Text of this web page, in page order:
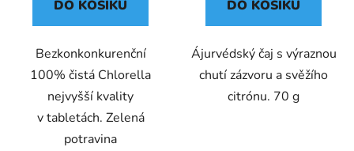
DO KOŠÍKU
Bezkonkonkurenční
100% čistá Chlorella
nejvyšší kvality
v tabletách. Zelená
potravina
DO KOŠÍKU
Ájurvédský čaj s výraznou
chutí zázvoru a svěžího
citrónu. 70 g